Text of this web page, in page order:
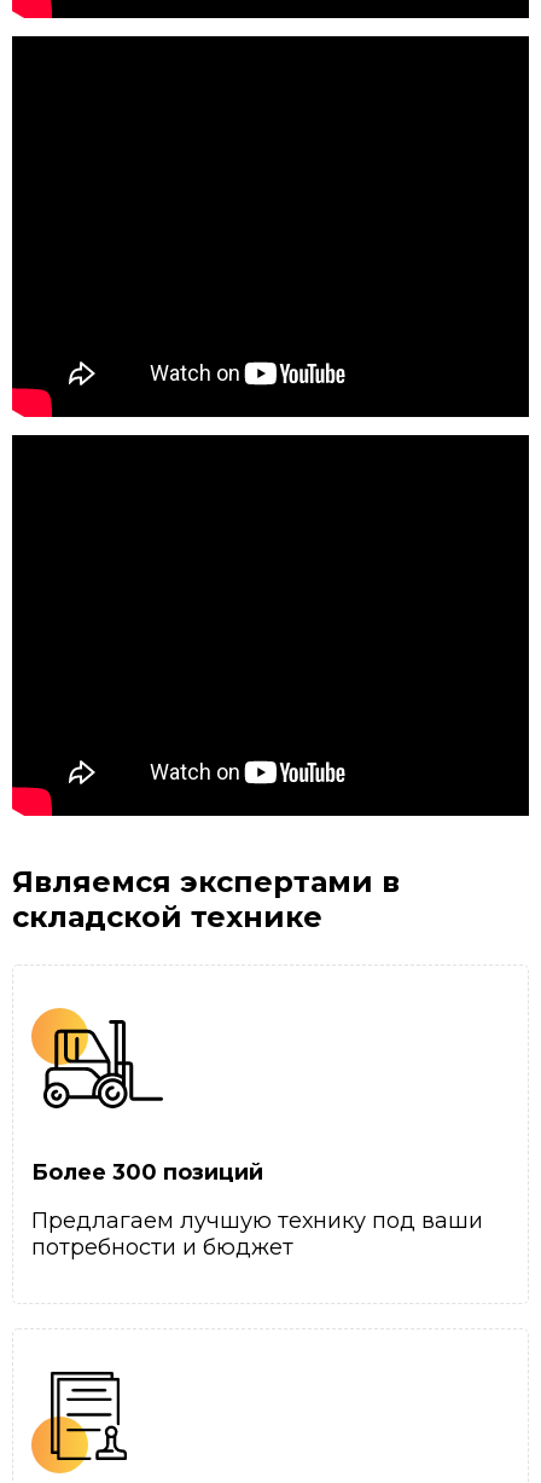
Являемся экспертами в
складской технике
Более 300 позиций
Предлагаем лучшую технику под ваши
потребности и бюджет